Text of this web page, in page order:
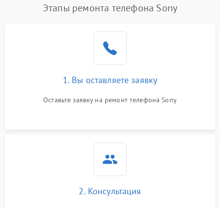
Этапы ремонта телефона Sony
1. Вы оставляете заявку
Оставьте заявку на ремонт телефона Sony
2. Консультация